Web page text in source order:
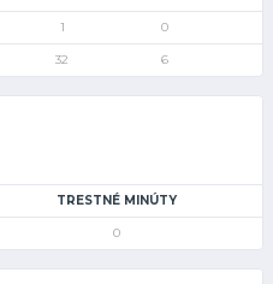
1 0
32 6
TRESTNÉ MINÚTY
0